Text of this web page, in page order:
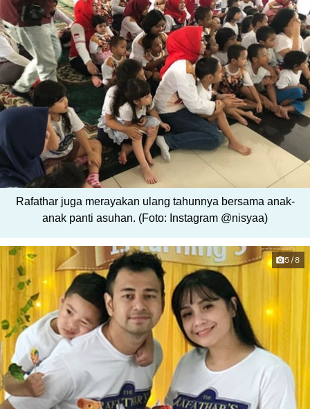
Rafathar juga merayakan ulang tahunnya bersama anak-
anak panti asuhan. (Foto: Instagram @nisyaa)
5/8